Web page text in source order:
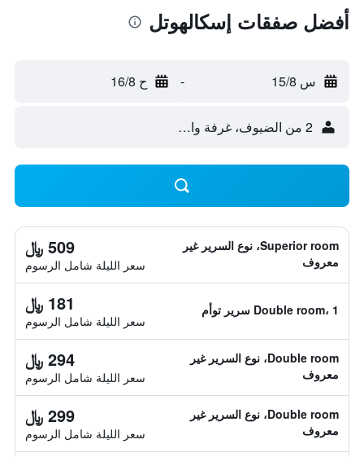
أفضل صفقات إسكالهوتل
س 15/8 - ح 16/8
2 من الضيوف، غرفة واحدة
Superior room، نوع السرير غير
معروف
509 ﷼
سعر الليلة شامل الرسوم
Double room، 1 سرير توأم 181 ﷼
سعر الليلة شامل الرسوم
Double room، نوع السرير غير
معروف
294 ﷼
سعر الليلة شامل الرسوم
Double room، نوع السرير غير
معروف
299 ﷼
سعر الليلة شامل الرسوم